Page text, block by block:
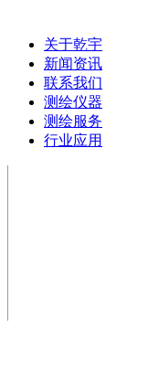
关于乾宇
新闻资讯
联系我们
测绘仪器
测绘服务
行业应用